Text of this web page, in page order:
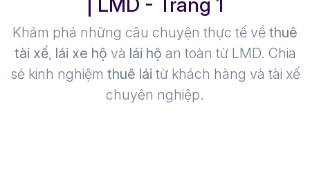
Khám phá những câu chuyện thực tế về thuê
tài xế, lái xe hộ và lái hộ an toàn từ LMD. Chia
sẻ kinh nghiệm thuê lái từ khách hàng và tài xế
chuyên nghiệp.